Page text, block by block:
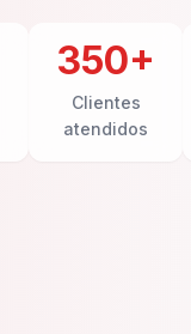
350+
Clientes
atendidos